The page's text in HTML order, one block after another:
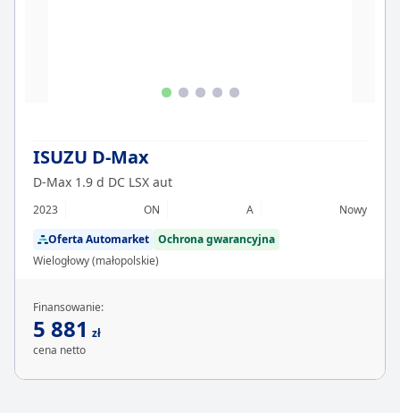
ISUZU D-Max
D-Max 1.9 d DC LSX aut
2023 ON A
Nowy
Oferta Automarket Ochrona gwarancyjna
Wielogłowy (małopolskie)
Finansowanie:
5 881 zł
cena netto